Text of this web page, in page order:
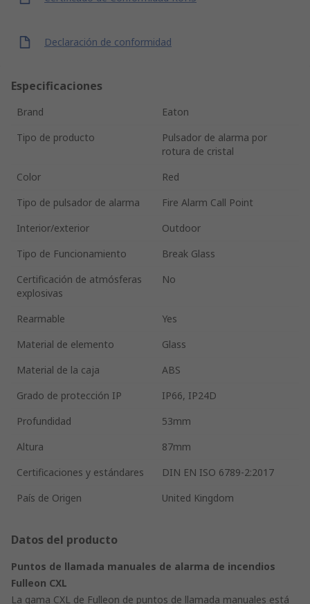
Declaración de conformidad
Especificaciones
Brand
Eaton
Tipo de producto
Pulsador de alarma por
rotura de cristal
Color
Red
Tipo de pulsador de alarma
Fire Alarm Call Point
Interior/exterior
Outdoor
Tipo de Funcionamiento
Break Glass
Certificación de atmósferas
explosivas
No
Rearmable
Yes
Material de elemento
Glass
Material de la caja
ABS
Grado de protección IP
IP66, IP24D
Profundidad
53mm
Altura
87mm
Certificaciones y estándares
DIN EN ISO 6789-2:2017
País de Origen
United Kingdom
Datos del producto
Puntos de llamada manuales de alarma de incendios
Fulleon CXL
La gama CXL de Fulleon de puntos de llamada manuales está